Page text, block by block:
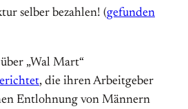
selber bezahlen! (gefunden
„Wal Mart“
, die ihren Arbeitgeber
Entlohnung von Männern